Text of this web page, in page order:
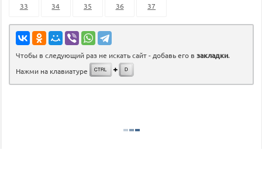
33 34 35 36 37
Чтобы в следующий раз не искать сайт - добавь его в закладки.
Нажми на клавиатуре